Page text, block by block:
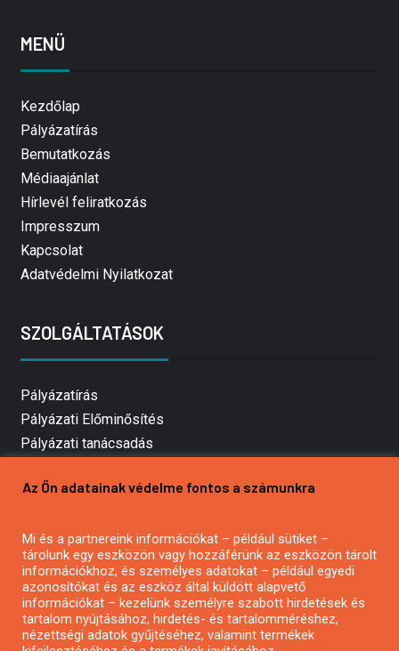
MENÜ
Kezdőlap
Pályázatírás
Bemutatkozás
Médiaajánlat
Hírlevél feliratkozás
Impresszum
Kapcsolat
Adatvédelmi Nyilatkozat
SZOLGÁLTATÁSOK
Pályázatírás
Pályázati Előminősítés
Pályázati tanácsadás
Mezőgazdasági pályázatírás
Pályázatírás civil szervezeteknek
Pályázatírás önkormányzatoknak
Pályázatfigyelés
Specifikus pályázatfigyelés vagy hírlevél
Az Ön adatainak védelme fontos a számunkra
Mi és a partnereink információkat – például sütiket –
tárolunk egy eszközön vagy hozzáférünk az eszközön tárolt
információkhoz, és személyes adatokat – például egyedi
azonosítókat és az eszköz által küldött alapvető
információkat – kezelünk személyre szabott hirdetések és
tartalom nyújtásához, hirdetés- és tartalomméréshez,
nézettségi adatok gyűjtéséhez, valamint termékek